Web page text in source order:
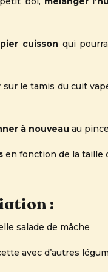
cuisson qui
sur le tamis du cuit
à nouveauau
en fonction de la taille
:
salade de mâche
avec d’autres